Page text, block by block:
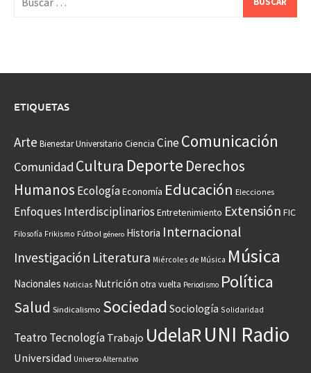
ETIQUETAS
Arte Bienestar Universitario Ciencia CineComunicación
Comunidad Cultura Deporte Derechos
Humanos EcologíaEconomía Educación Elecciones
Enfoques Interdisciplinarios Entretenimiento Extensión FIC
Filosofía Frikismo Fútbol género Historia Internacional
Investigación Literatura Miércoles de Música Música
Nacionales Noticias Nutrición otra vuelta Periodismo Política
Salud Sindicalismo Sociedad Sociología Solidaridad
Teatro Tecnología Trabajo UdelaRUNI Radio
Universidad Universo Alternativo